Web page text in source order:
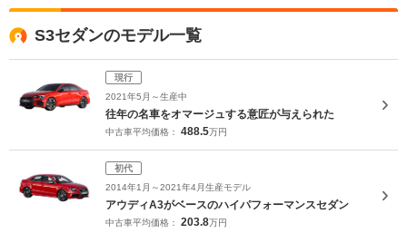
S3セダンのモデル一覧
現行
2021年5月～生産中
往年の名車をオマージュする意匠が与えられた
中古車平均価格： 488.5万円
初代
2014年1月～2021年4月生産モデル
アウディA3がベースのハイパフォーマンスセダン
中古車平均価格： 203.8万円